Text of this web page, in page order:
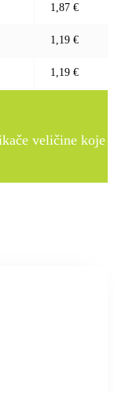
1,87 €
1,19 €
1,19 €
veličine